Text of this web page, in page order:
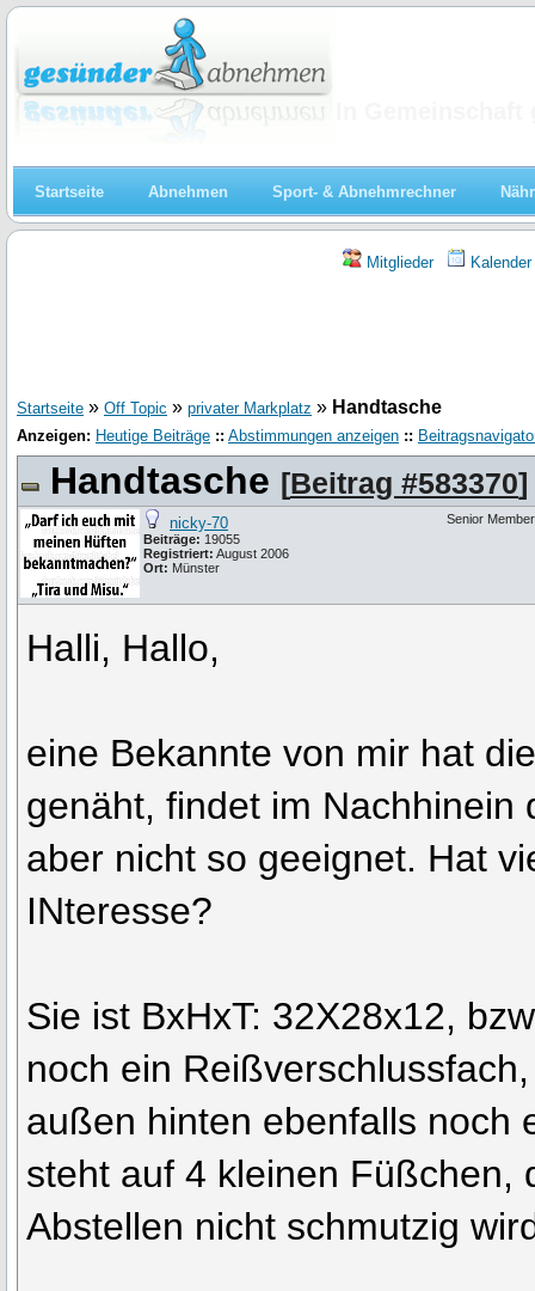
Startseite Abnehmen Sport- & Abnehmrechner
Mitglieder Kalender
Startseite » Off Topic » privater Markplatz » Handtasche
Anzeigen: Heutige Beiträge :: Abstimmungen anzeigen ::
Handtasche [Beitrag #583370]
nicky-70
Beiträge: 19055
Registriert: August 2006
Ort: Münster
Senior Member
Halli, Hallo,
eine Bekannte von mir hat
genäht, findet im Nachhinein
aber nicht so geeignet. Hat
INteresse?
Sie ist BxHxT: 32X28x12,
noch ein
außen hinten ebenfalls noch
steht auf 4 kleinen Füßchen,
Abstellen nicht schmutzig